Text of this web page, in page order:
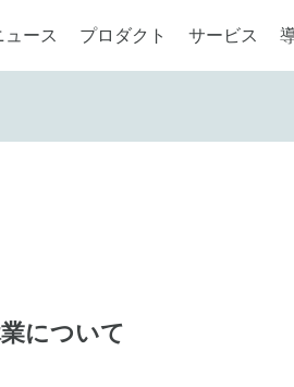
ュース プロダクト サービス
について